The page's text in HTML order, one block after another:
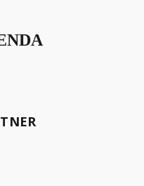
die Welt bewegen.